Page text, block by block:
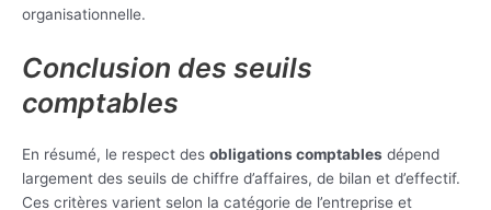
organisationnelle.
Conclusion des seuils
comptables
En résumé, le respect des obligations comptables dépend
largement des seuils de chiffre d’affaires, de bilan et d’effectif.
Ces critères varient selon la catégorie de l’entreprise et